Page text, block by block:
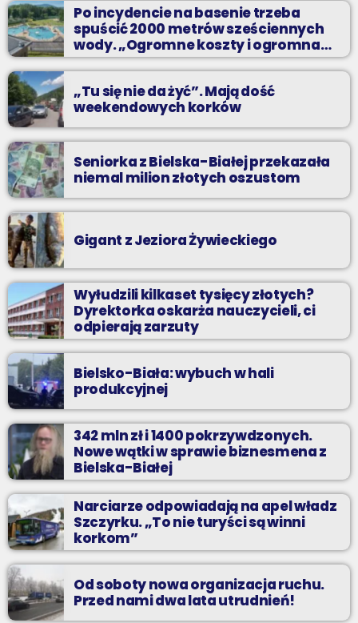
propozycji i pozdrów bliskich na żywo w Radiu BIELSKO.
Po incydencie na basenie trzeba
spuścić 2000 metrów sześciennych
wody. „Ogromne koszty i ogromna
praca”
„Tu się nie da żyć”. Mają dość
weekendowych korków
Seniorka z Bielska-Białej przekazała
niemal milion złotych oszustom
Gigant z Jeziora Żywieckiego
Wyłudzili kilkaset tysięcy złotych?
Dyrektorka oskarża nauczycieli, ci
odpierają zarzuty
Bielsko-Biała: wybuch w hali
produkcyjnej
342 mln zł i 1400 pokrzywdzonych.
Nowe wątki w sprawie biznesmena z
Bielska-Białej
Narciarze odpowiadają na apel władz
Szczyrku. „To nie turyści są winni
korkom”
Od soboty nowa organizacja ruchu.
Przed nami dwa lata utrudnień!